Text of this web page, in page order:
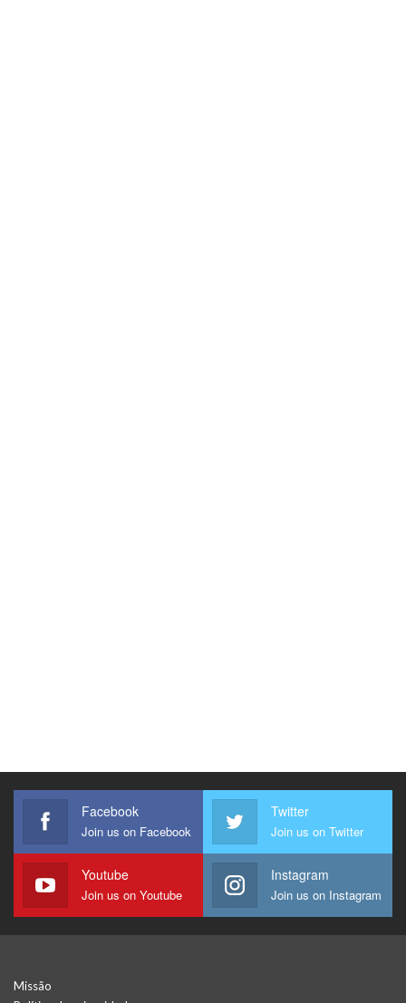
Facebook
Join us on Facebook
Twitter
Join us on Twitter
Youtube
Join us on Youtube
Instagram
Join us on Instagram
Missão